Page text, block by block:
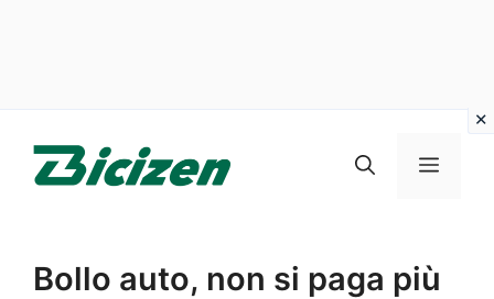
Menu
Bollo auto, non si paga più